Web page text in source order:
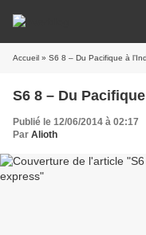
Accueil » S6 8 – Du Pacifique à
S6 8 – Du
Publié le 12/06/2014 à 02:17
Par Alioth